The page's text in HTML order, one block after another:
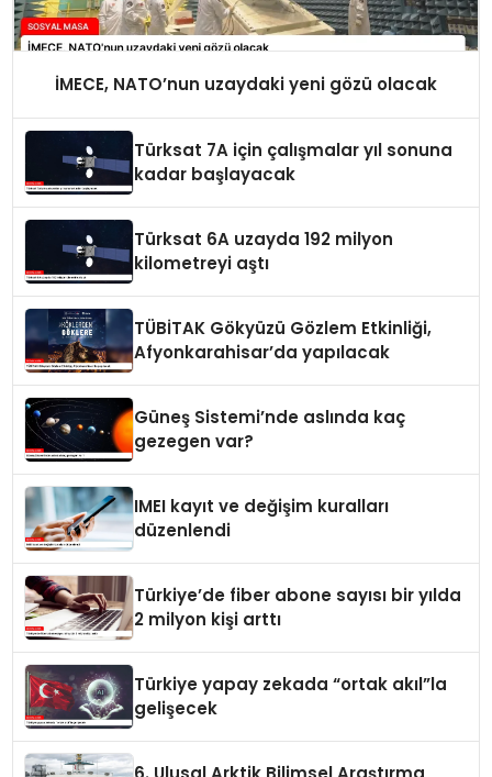
İMECE, NATO’nun uzaydaki yeni gözü olacak
Türksat 7A için çalışmalar yıl sonuna
kadar başlayacak
Türksat 6A uzayda 192 milyon
kilometreyi aştı
TÜBİTAK Gökyüzü Gözlem Etkinliği,
Afyonkarahisar’da yapılacak
Güneş Sistemi’nde aslında kaç
gezegen var?
IMEI kayıt ve değişim kuralları
düzenlendi
Türkiye’de fiber abone sayısı bir yılda
2 milyon kişi arttı
Türkiye yapay zekada “ortak akıl”la
gelişecek